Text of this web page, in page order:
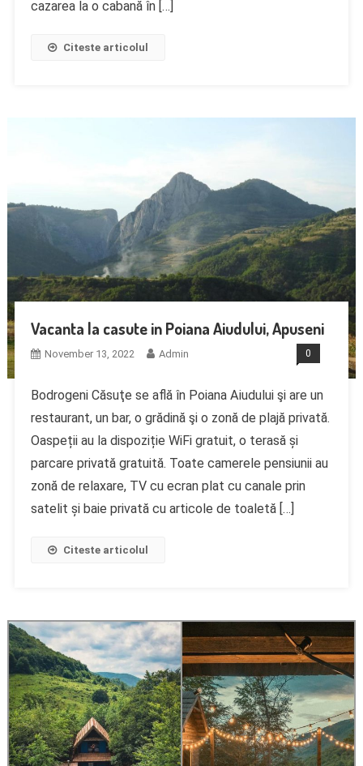
cazarea la o cabană în […]
Citeste articolul
Vacanta la casute in Poiana Aiudului, Apuseni
November 13, 2022 Admin 0
Bodrogeni Căsuţe se află în Poiana Aiudului şi are un
restaurant, un bar, o grădină şi o zonă de plajă privată.
Oaspeții au la dispoziție WiFi gratuit, o terasă și
parcare privată gratuită. Toate camerele pensiunii au
zonă de relaxare, TV cu ecran plat cu canale prin
satelit și baie privată cu articole de toaletă […]
Citeste articolul